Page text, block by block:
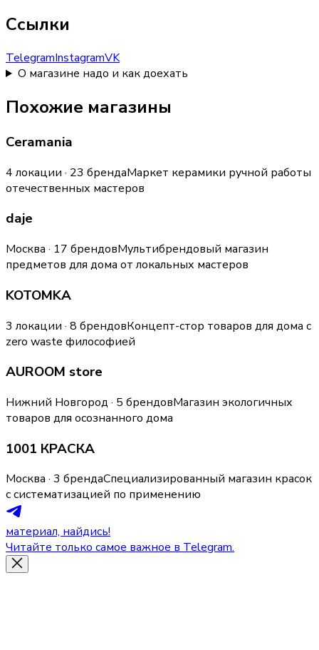
Ссылки
TelegramInstagramVK
О магазине надо и как доехать
Похожие магазины
Ceramania
4 локации · 23 брендаМаркет керамики ручной работы
отечественных мастеров
daje
Москва · 17 брендовМультибрендовый магазин
предметов для дома от локальных мастеров
KOTOMKA
3 локации · 8 брендовКонцепт-стор товаров для дома с
zero waste философией
AUROOM store
Нижний Новгород · 5 брендовМагазин экологичных
товаров для осознанного дома
1001 КРАСКА
Москва · 3 брендаСпециализированный магазин красок
с систематизацией по применению
материал, найдись!
Читайте только самое важное в Telegram.